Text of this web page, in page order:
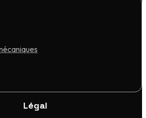
Légal